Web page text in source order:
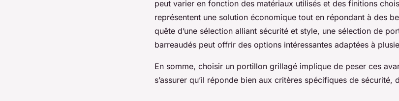
peut varier en fonction des matériaux utilisés et des finitions
représentent une solution économique tout en répondant à des
quête d’une sélection alliant sécurité et style, une sélection de
barreaudés peut offrir des options intéressantes adaptées à
En somme, choisir un portillon grillagé implique de peser ces
s’assurer qu’il réponde bien aux critères spécifiques de sécurité,